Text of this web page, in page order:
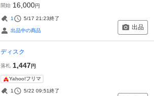
開始 16,000円
1 5/17 21:23終了
出品中の商品 出品
ディスク
落札 1,447円
Yahoo!フリマ
1 5/22 09:51終了